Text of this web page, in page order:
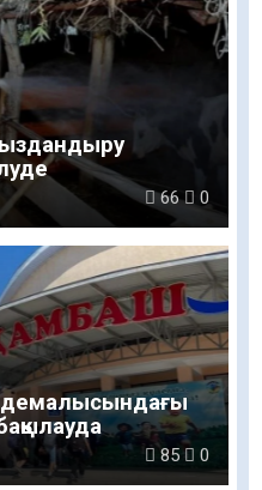
66 0
85 0